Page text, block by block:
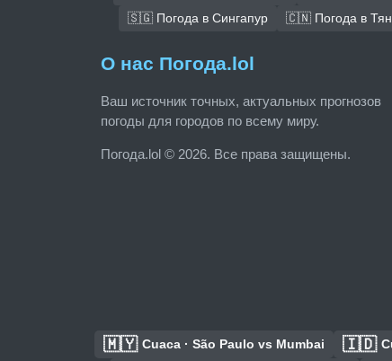
🇸🇬 Погода в Сингапур
🇨🇳 Погода в
О нас Погода.lol
Ваш источник точных, актуальных прогнозов
погоды для городов по всему миру.
Погода.lol © 2026. Все права защищены.
🇲🇾 Cuaca · São Paulo vs Mumbai 🇮🇩